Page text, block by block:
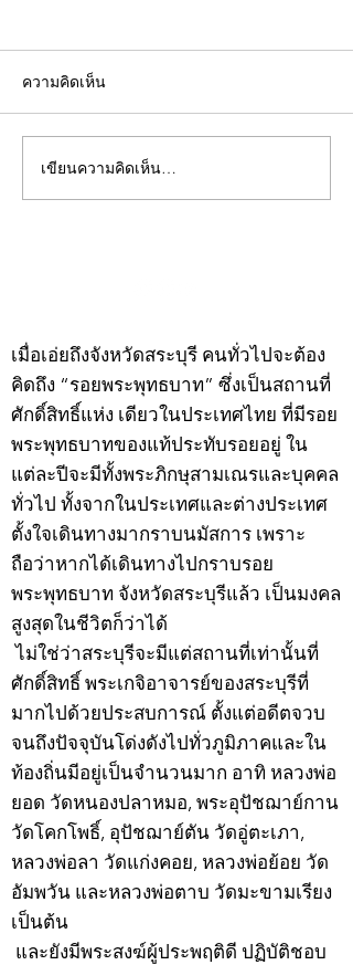
คอลัมน์"จับชีพจรวงการ
พระ"ประจำพุธที่ 29
ความคิดเห็น
เขียนความคิดเห็น…
เมื่อเอ่ยถึงจังหวัดสระบุรี คนทั่วไปจะต้อง
คิดถึง “รอยพระพุทธบาท” ซึ่งเป็นสถานที่
ศักดิ์สิทธิ์แห่ง เดียวในประเทศไทย ที่มีรอย
พระพุทธบาทของแท้ประทับรอยอยู่ ใน
แต่ละปีจะมีทั้งพระภิกษุสามเณรและบุคคล
ทั่วไป ทั้งจากในประเทศและต่างประเทศ
ตั้งใจเดินทางมากราบนมัสการ เพราะ
ถือว่าหากได้เดินทางไปกราบรอย
พระพุทธบาท จังหวัดสระบุรีแล้ว เป็นมงคล
สูงสุดในชีวิตก็ว่าได้
ไม่ใช่ว่าสระบุรีจะมีแต่สถานที่เท่านั้นที่
ศักดิ์สิทธิ์ พระเกจิอาจารย์ของสระบุรีที่
มากไปด้วยประสบการณ์ ตั้งแต่อดีตจวบ
จนถึงปัจจุบันโด่งดังไปทั่วภูมิภาคและใน
ท้องถิ่นมีอยู่เป็นจำนวนมาก อาทิ หลวงพ่อ
ยอด วัดหนองปลาหมอ, พระอุปัชฌาย์กาน
วัดโคกโพธิ์, อุปัชฌาย์ตัน วัดอู่ตะเภา,
หลวงพ่อลา วัดแก่งคอย, หลวงพ่อย้อย วัด
อัมพวัน และหลวงพ่อตาบ วัดมะขามเรียง
เป็นต้น
และยังมีพระสงฆ์ผู้ประพฤติดี ปฏิบัติชอบ